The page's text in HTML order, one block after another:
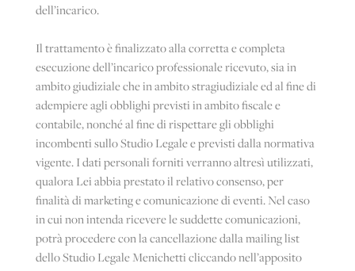
dell’incarico.
Il trattamento è finalizzato alla corretta e completa
esecuzione dell’incarico professionale ricevuto, sia in
ambito giudiziale che in ambito stragiudiziale ed al fine di
adempiere agli obblighi previsti in ambito fiscale e
contabile, nonché al fine di rispettare gli obblighi
incombenti sullo Studio Legale e previsti dalla normativa
vigente. I dati personali forniti verranno altresì utilizzati,
qualora Lei abbia prestato il relativo consenso, per
finalità di marketing e comunicazione di eventi. Nel caso
in cui non intenda ricevere le suddette comunicazioni,
potrà procedere con la cancellazione dalla mailing list
dello Studio Legale Menichetti cliccando nell’apposito